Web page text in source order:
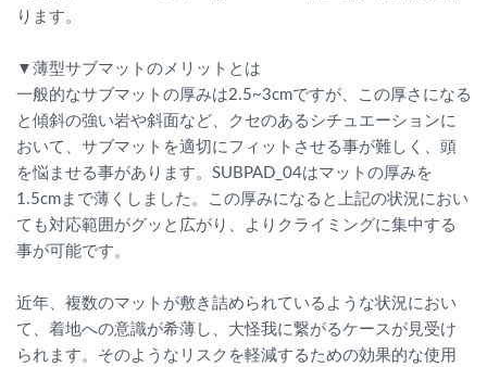
ります。
▼薄型サブマットのメリットとは
一般的なサブマットの厚みは2.5~3cmですが、この厚さになる
と傾斜の強い岩や斜面など、クセのあるシチュエーションに
おいて、サブマットを適切にフィットさせる事が難しく、頭
を悩ませる事があります。SUBPAD_04はマットの厚みを
1.5cmまで薄くしました。この厚みになると上記の状況におい
ても対応範囲がグッと広がり、よりクライミングに集中する
事が可能です。
近年、複数のマットが敷き詰められているような状況におい
て、着地への意識が希薄し、大怪我に繋がるケースが見受け
られます。そのようなリスクを軽減するための効果的な使用